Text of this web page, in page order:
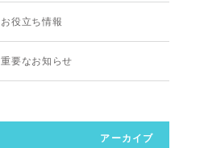
お役立ち情報
重要なお知らせ
アーカイブ